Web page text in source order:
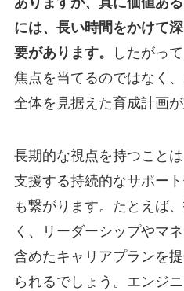
には、長い時間をかけて
要があります。
したがっ
焦点を当てるのではなく
全体を見据えた育成計画が
長期的な視点を持つこと
支援する持続的なサポー
も繋がります。たとえば
く、リーダーシップやマ
含めたキャリアプランを
られるでしょう。エンジ